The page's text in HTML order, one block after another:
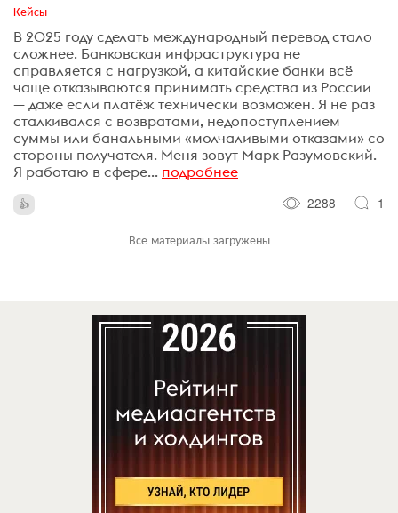
Кейсы
В 2025 году сделать международный перевод стало
сложнее. Банковская инфраструктура не
справляется с нагрузкой, а китайские банки всё
чаще отказываются принимать средства из России
— даже если платёж технически возможен. Я не раз
сталкивался с возвратами, недопоступлением
суммы или банальными «молчаливыми отказами» со
стороны получателя. Меня зовут Марк Разумовский.
Я работаю в сфере... подробнее
2288
1
Все материалы загружены